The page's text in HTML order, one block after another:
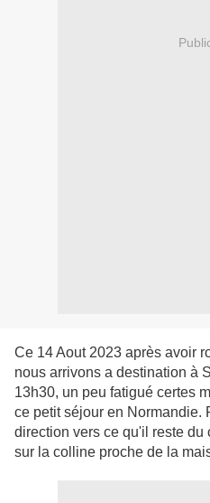
Ce 14 Aout 2023 après avoir
nous arrivons a destination à
13h30, un peu fatigué certes
ce petit séjour en Normandie.
direction vers ce qu'il reste
sur la colline proche de la